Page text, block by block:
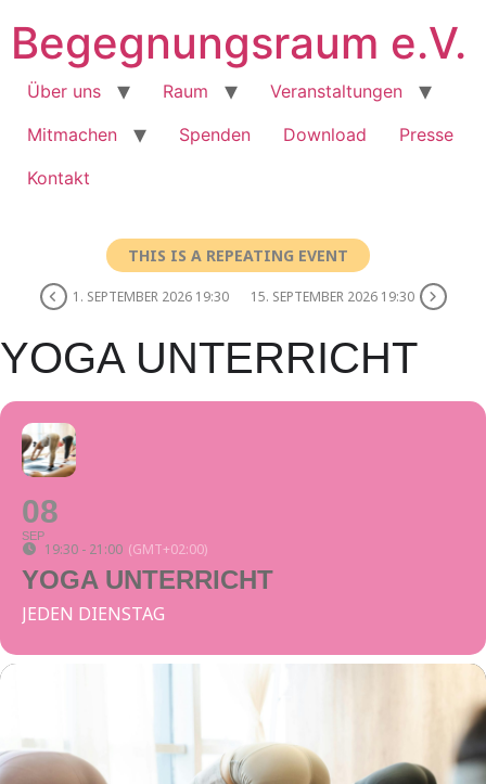
content
Begegnungsraum e.V.
Über uns Raum
Veranstaltungen
Mitmachen
Spenden Download
Presse
Kontakt
THIS IS A REPEATING EVENT
1. SEPTEMBER 2026 19:30 15. SEPTEMBER 2026 19:30
YOGA UNTERRICHT
08
SEP
19:30 - 21:00 (GMT+02:00)
YOGA UNTERRICHT
JEDEN DIENSTAG